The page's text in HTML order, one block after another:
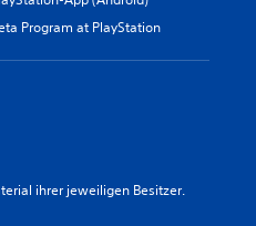
Program at PlayStation
ihrer jeweiligen Besitzer.